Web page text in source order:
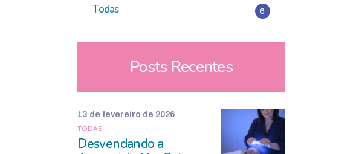
Todas 6
Posts Recentes
TODAS
Desvendando a
13 de fevereiro de 2026